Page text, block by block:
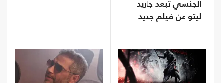
الجنسي تبعد جاريد
ليتو عن فيلم جديد